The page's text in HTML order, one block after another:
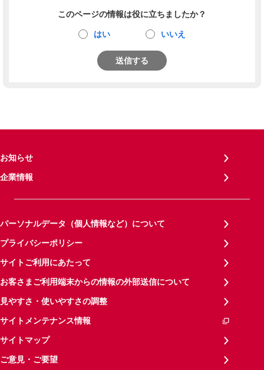
このページの情報は役に立ちましたか？
はい いいえ
送信する
お知らせ
企業情報
パーソナルデータ（個人情報など）について
プライバシーポリシー
サイトご利用にあたって
お客さまご利用端末からの情報の外部送信について
見やすさ・使いやすさの調整
サイトメンテナンス情報
サイトマップ
ご意見・ご要望